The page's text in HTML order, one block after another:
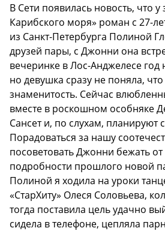
В Сети появилась новость, что
Карибского моря» роман с 27-
из Санкт-Петербурга Полиной
друзей пары, с Джонни она
вечеринке в Лос-Анджелесе год
но девушка сразу не поняла,
знаменитость. Сейчас
вместе в роскошном особняке
Сансет и, по слухам, планируют
Порадоваться за нашу
посоветовать Джонни бежать
подробности прошлого новой
Полиной я ходила на уроки
«СтарХиту» Олеся Соловьева,
тогда поставила цель удачно
сидела в телефоне, цепляла